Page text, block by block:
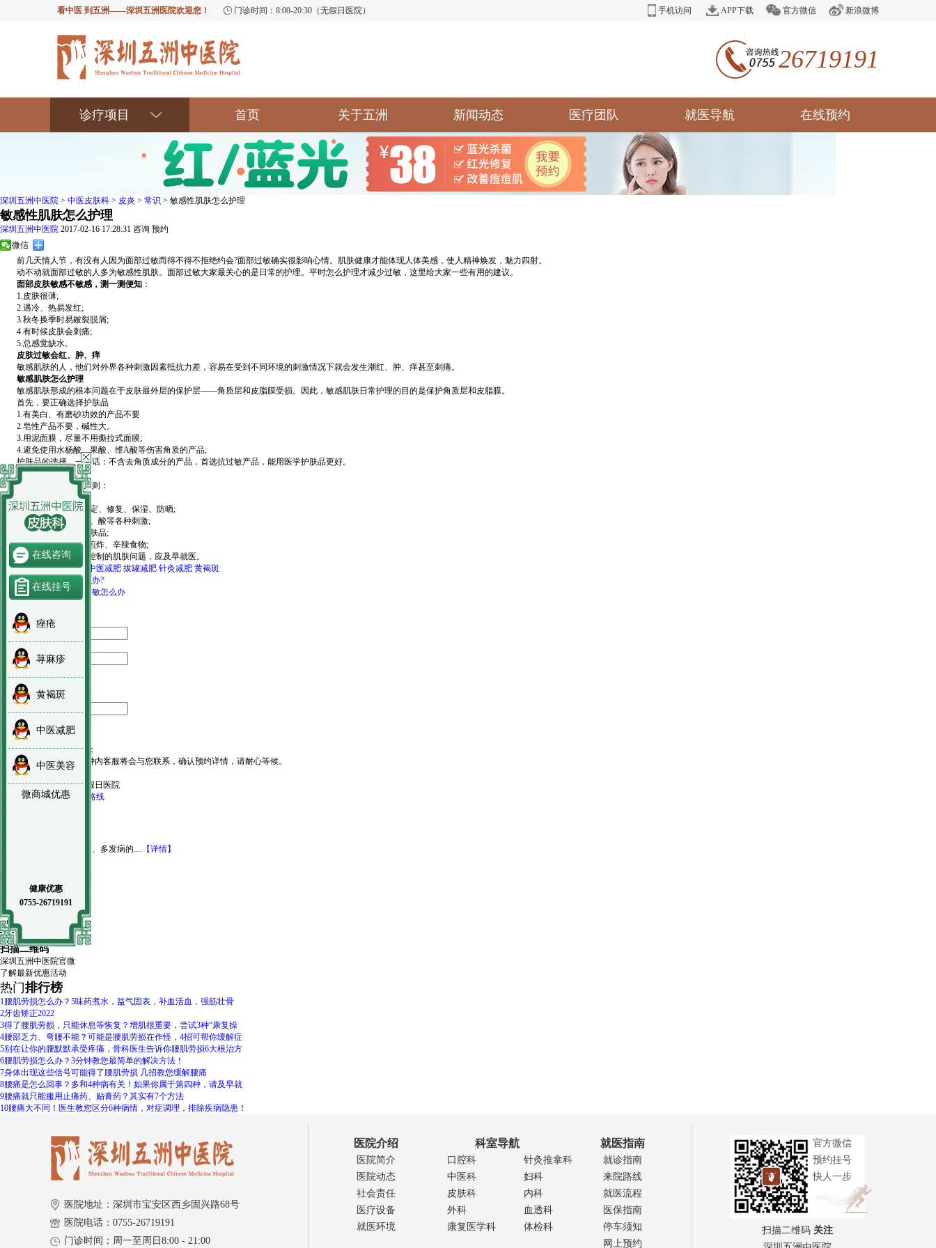
看中医 到五洲——深圳五洲医院欢迎您！ 门诊时间：8:00-20:30（无假日医院） 手机访问 APP下载 官方微信 新浪微博
26719191
诊疗项目 首页 关于五洲 新闻动态 医疗团队 就医导航 在线预约
深圳五洲中医院 > 中医皮肤科 > 皮炎 > 常识 > 敏感性肌肤怎么护理
敏感性肌肤怎么护理
深圳五洲中医院 2017-02-16 17:28:31 咨询 预约
微信
前几天情人节，有没有人因为面部过敏而得不得不拒绝约会?面部过敏确实很影响心情。肌肤健康才能体现人体美感，使人精神焕发，魅力四射。
动不动就面部过敏的人多为敏感性肌肤。面部过敏大家最关心的是日常的护理。平时怎么护理才减少过敏，这里给大家一些有用的建议。
面部皮肤敏感不敏感，测一测便知 ：
1.皮肤很薄;
2.遇冷、热易发红;
3.秋冬换季时易皴裂脱屑;
4.有时候皮肤会刺痛;
5.总感觉缺水。
皮肤过敏会红、肿、痒
敏感肌肤的人，他们对外界各种刺激因素抵抗力差，容易在受到不同环境的刺激情况下就会发生潮红、肿、痒甚至刺痛。
敏感肌肤怎么护理
敏感肌肤形成的根本问题在于皮肤最外层的保护层——角质层和皮脂膜受损。因此，敏感肌肤日常护理的目的是保护角质层和皮脂膜。
首先，要正确选择护肤品
1.有美白、有磨砂功效的产品不要
2.皂性产品不要，碱性大。
3.用泥面膜，尽量不用撕拉式面膜;
4.避免使用水杨酸、果酸、维A酸等伤害角质的产品;
护肤品的选择，一句话：不含去角质成分的产品，首选抗过敏产品，能用医学护肤品更好。
其次，正确护理。
建议遵守如下基本原则：
1、洗脸水忌过烫;
1.护肤重点放在：镇定、修复、保湿、防晒;
2.避免阳光、冷、热、酸等各种刺激;
3.不要频繁地更换护肤品;
2、适当忌口，少吃煎炸、辛辣食物;
4如果已经出现不能控制的肌肤问题，应及早就医。
搜索热词： 中医皮肤病 中医减肥 拔罐减肥 针灸减肥 黄褐斑
上一篇冬天皮肤干痒怎么办?
下一篇春天一来皮肤就过敏怎么办
您的姓名：
手机号码：
预约项目：
预约时间：
预约须知：
1、网络预约，优先就诊；
2、提交预约后，5-10分钟内客服将会与您联系，确认预约详情，请耐心等候。
医保定点医院
门诊时间：8:00-21:00无假日医院
健康问答 就医指南 来院路线
擅长皮肤科常见病、多发病的.... 【详情】
扫描二维码
深圳五洲中医院官微
了解最新优惠活动
热门排行榜
1腰肌劳损怎么办？5味药煮水，益气固表，补血活血，强筋壮骨
2牙齿矫正2022
3得了腰肌劳损，只能休息等恢复？增肌很重要，尝试3种“康复操
4腰部乏力、弯腰不能？可能是腰肌劳损在作怪，4招可帮你缓解症
5别在让你的腰默默承受疼痛，骨科医生告诉你腰肌劳损6大根治方
6腰肌劳损怎么办？3分钟教您最简单的解决方法！
7身体出现这些信号可能得了腰肌劳损 几招教您缓解腰痛
8腰痛是怎么回事？多和4种病有关！如果你属于第四种，请及早就
9腰痛就只能服用止痛药、贴膏药？其实有7个方法
10腰痛大不同！医生教您区分6种病情，对症调理，排除疾病隐患！
医院地址：深圳市宝安区西乡固兴路68号
医院电话：0755-26719191
门诊时间：周一至周日8:00 - 21:00
医院介绍
医院简介
医院动态
社会责任
医疗设备
就医环境
科室导航
口腔科
针灸推拿科
中医科
妇科
皮肤科
内科
外科
血透科
康复医学科
体检科
就医指南
就诊指南
来院路线
就医流程
医保指南
停车须知
网上预约
官方微信
预约挂号
快人一步
扫描二维码 关注
在线咨询
在线挂号
痤疮
荨麻疹
黄褐斑
中医减肥
中医美容
微商城优惠
健康优惠
0755-26719191